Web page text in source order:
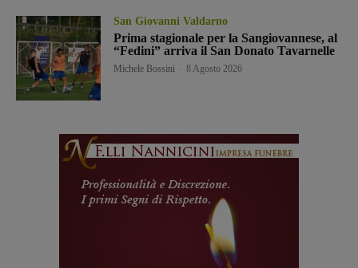
San Giovanni Valdarno
Prima stagionale per la Sangiovannese, al
“Fedini” arriva il San Donato Tavarnelle
Michele Bossini 8 Agosto 2026